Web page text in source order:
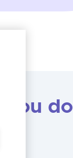
do